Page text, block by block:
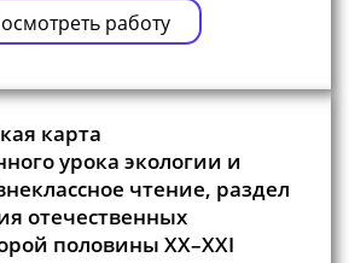
работу
карта
урока экологии и
чтение, раздел
отечественных
половины XX–XXI